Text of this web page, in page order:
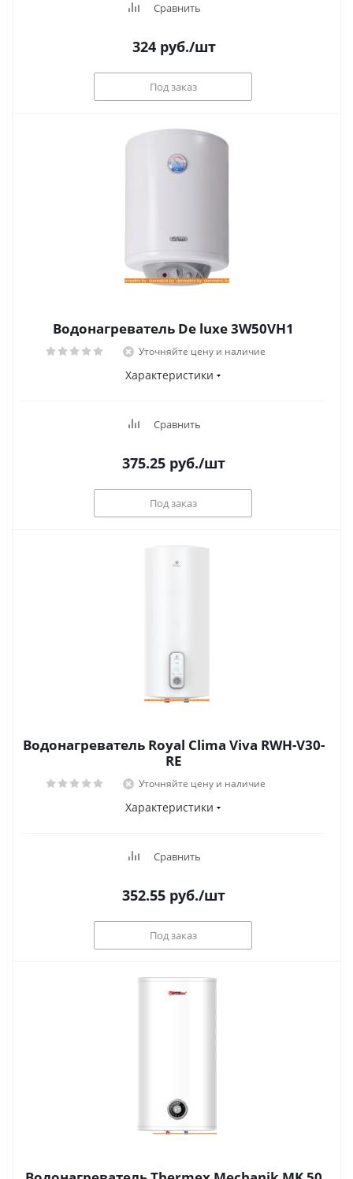
Сравнить
324руб./шт
Под заказ
Водонагреватель De luxe 3W50VH1
Уточняйте цену и наличие
Характеристики
Сравнить
375.25 руб./шт
Под заказ
Водонагреватель Royal Clima Viva RWH-V30-
RE
Уточняйте цену и наличие
Характеристики
Сравнить
352.55 руб./шт
Под заказ